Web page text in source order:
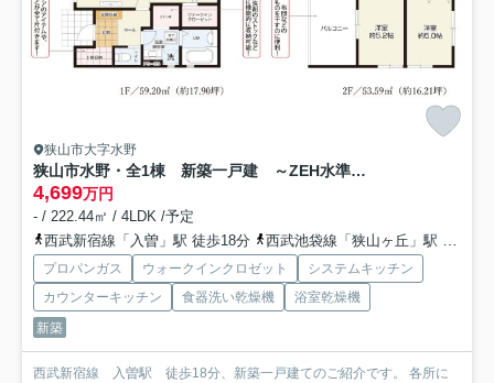
狭山市大字水野
狭山市水野・全1棟 新築一戸建 ～ZEH水準の省エネ住宅～
4,699万円
- / 222.44㎡ / 4LDK /予定
西武新宿線「入曽」駅 徒歩18分
西武池袋線「狭山ヶ丘」駅 徒歩47分
プロパンガス ウォークインクロゼット
システムキッチン
カウンターキッチン
食器洗い乾燥機
浴室乾燥機
新築
西武新宿線 入曽駅 徒歩18分、新築一戸建てのご紹介です。 各所に